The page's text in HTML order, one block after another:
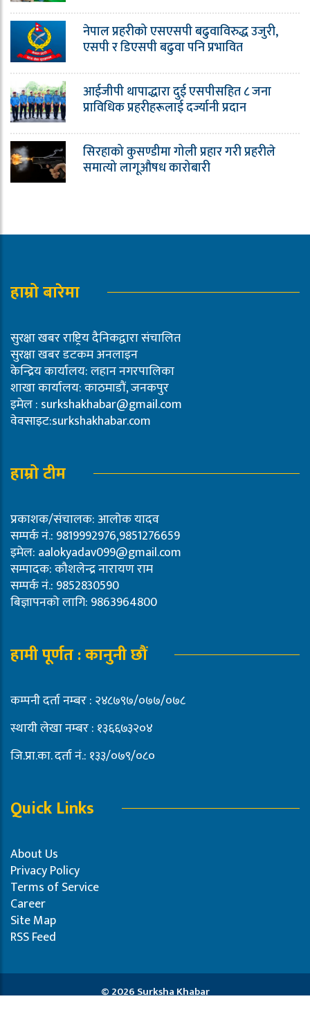
नेपाल प्रहरीको एसएसपी बढुवाविरुद्ध उजुरी,
एसपी र डिएसपी बढुवा पनि प्रभावित
आईजीपी थापाद्धारा दुई एसपीसहित ८ जना
प्राविधिक प्रहरीहरूलाई दर्ज्यानी प्रदान
सिरहाको कुसण्डीमा गोली प्रहार गरी प्रहरीले
समात्यो लागूऔषध कारोबारी
हाम्रो बारेमा
सुरक्षा खबर राष्ट्रिय दैनिकद्वारा संचालित
सुरक्षा खबर डटकम अनलाइन
केन्द्रिय कार्यालय: लहान नगरपालिका
शाखा कार्यालय: काठमाडौं, जनकपुर
इमेल : surkshakhabar@gmail.com
वेवसाइट:surkshakhabar.com
हाम्रो टीम
प्रकाशक/संचालक: आलोक यादव
सम्पर्क नं.: 9819992976,9851276659
इमेल: aalokyadav099@gmail.com
सम्पादक: कौशलेन्द्र नारायण राम
सम्पर्क नं.: 9852830590
बिज्ञापनको लागि: 9863964800
हामी पूर्णत : कानुनी छौं
कम्पनी दर्ता नम्बर : २४८७९७/०७७/०७८
स्थायी लेखा नम्बर : १३६६७३२०४
जि.प्रा.का. दर्ता नं.: १३३/०७९/०८०
Quick Links
About Us
Privacy Policy
Terms of Service
Career
Site Map
RSS Feed
© 2026 Surksha Khabar